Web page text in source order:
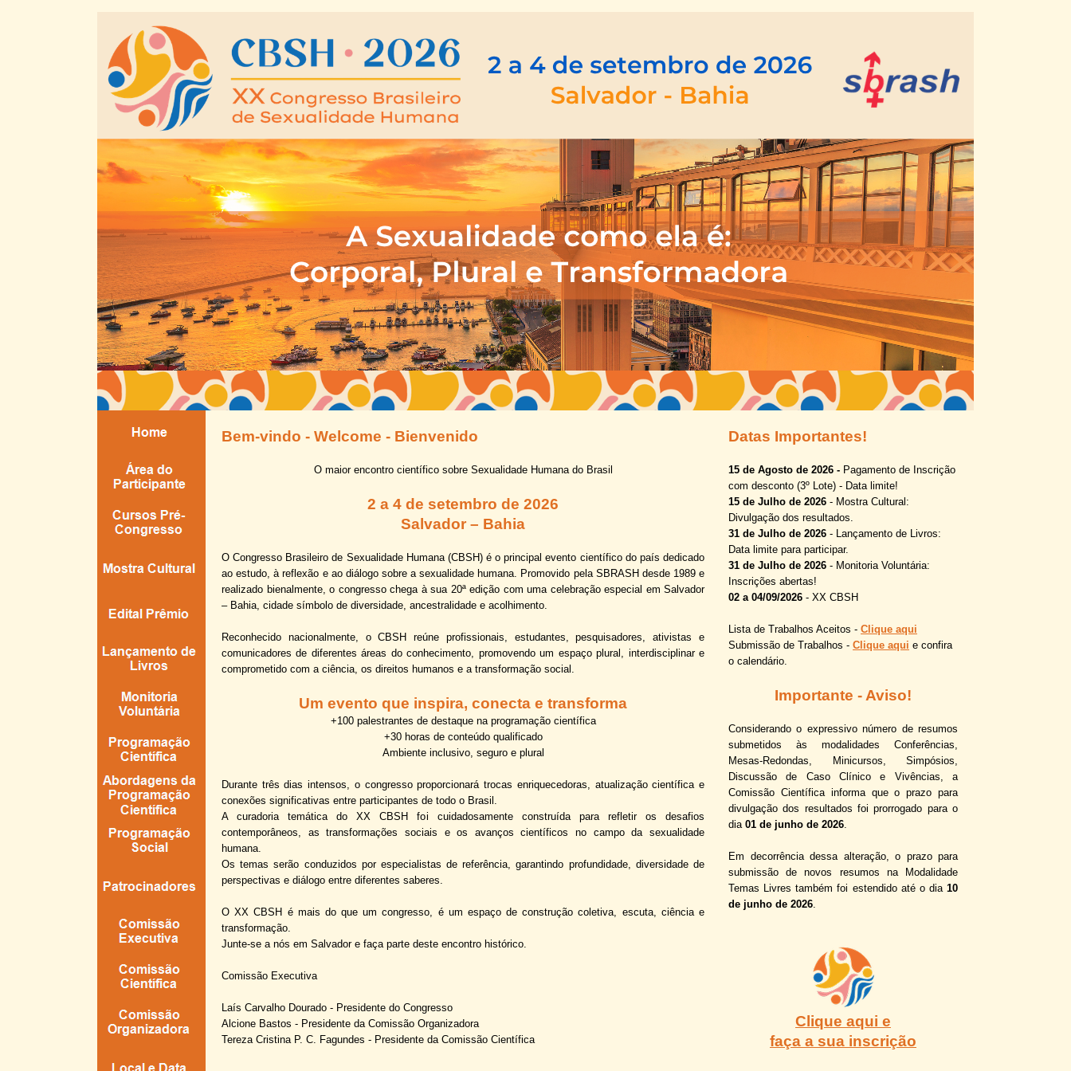
Bem-vindo - Welcome - Bienvenido
O maior encontro científico sobre Sexualidade Humana do Brasil
2 a 4 de setembro de 2026
Salvador – Bahia
O Congresso Brasileiro de Sexualidade Humana (CBSH) é o principal evento científico do país dedicado
ao estudo, à reflexão e ao diálogo sobre a sexualidade humana. Promovido pela SBRASH desde 1989 e
realizado bienalmente, o congresso chega à sua 20ª edição com uma celebração especial em Salvador
– Bahia, cidade símbolo de diversidade, ancestralidade e acolhimento.
Reconhecido nacionalmente, o CBSH reúne profissionais, estudantes, pesquisadores, ativistas e
comunicadores de diferentes áreas do conhecimento, promovendo um espaço plural, interdisciplinar e
comprometido com a ciência, os direitos humanos e a transformação social.
Um evento que inspira, conecta e transforma
+100 palestrantes de destaque na programação científica
+30 horas de conteúdo qualificado
Ambiente inclusivo, seguro e plural
Durante três dias intensos, o congresso proporcionará trocas enriquecedoras, atualização científica e
conexões significativas entre participantes de todo o Brasil.
A curadoria temática do XX CBSH foi cuidadosamente construída para refletir os desafios
contemporâneos, as transformações sociais e os avanços científicos no campo da sexualidade
humana.
Os temas serão conduzidos por especialistas de referência, garantindo profundidade, diversidade de
perspectivas e diálogo entre diferentes saberes.
O XX CBSH é mais do que um congresso, é um espaço de construção coletiva, escuta, ciência e
transformação.
Junte-se a nós em Salvador e faça parte deste encontro histórico.
Comissão Executiva
Laís Carvalho Dourado - Presidente do Congresso
Alcione Bastos - Presidente da Comissão Organizadora
Tereza Cristina P. C. Fagundes - Presidente da Comissão Científica
Datas Importantes!
15 de Agosto de 2026 - Pagamento de Inscrição
com desconto (3º Lote) - Data limite!
15 de Julho de 2026 - Mostra Cultural:
Divulgação dos resultados.
31 de Julho de 2026 - Lançamento de Livros:
Data limite para participar.
31 de Julho de 2026 - Monitoria Voluntária:
Inscrições abertas!
02 a 04/09/2026 - XX CBSH
Lista de Trabalhos Aceitos - Clique aqui
Submissão de Trabalhos - Clique aqui e confira
o calendário.
Importante - Aviso!
Considerando o expressivo número de resumos
submetidos às modalidades Conferências,
Mesas-Redondas, Minicursos, Simpósios,
Discussão de Caso Clínico e Vivências, a
Comissão Científica informa que o prazo para
divulgação dos resultados foi prorrogado para o
dia 01 de junho de 2026.
Em decorrência dessa alteração, o prazo para
submissão de novos resumos na Modalidade
Temas Livres também foi estendido até o dia 10
de junho de 2026.
Clique aqui e
faça a sua inscrição